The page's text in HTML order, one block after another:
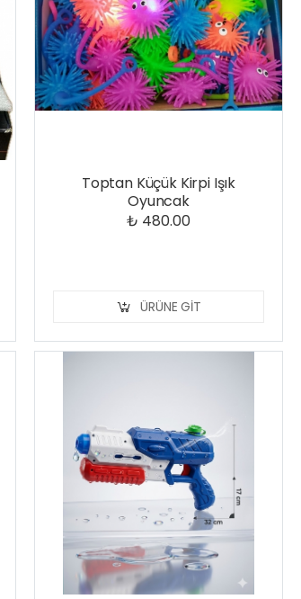
Toptan Küçük Kirpi Işık
Oyuncak
₺ 480.00
ÜRÜNE GIT